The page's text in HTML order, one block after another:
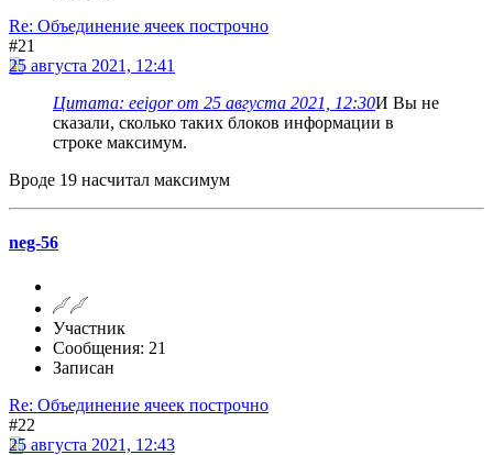
Re: Объединение ячеек построчно
#21
25 августа 2021, 12:41
Цитата: eeigor от 25 августа 2021, 12:30И Вы не
сказали, сколько таких блоков информации в
строке максимум.
Вроде 19 насчитал максимум
neg-56
Участник
Сообщения: 21
Записан
Re: Объединение ячеек построчно
#22
25 августа 2021, 12:43